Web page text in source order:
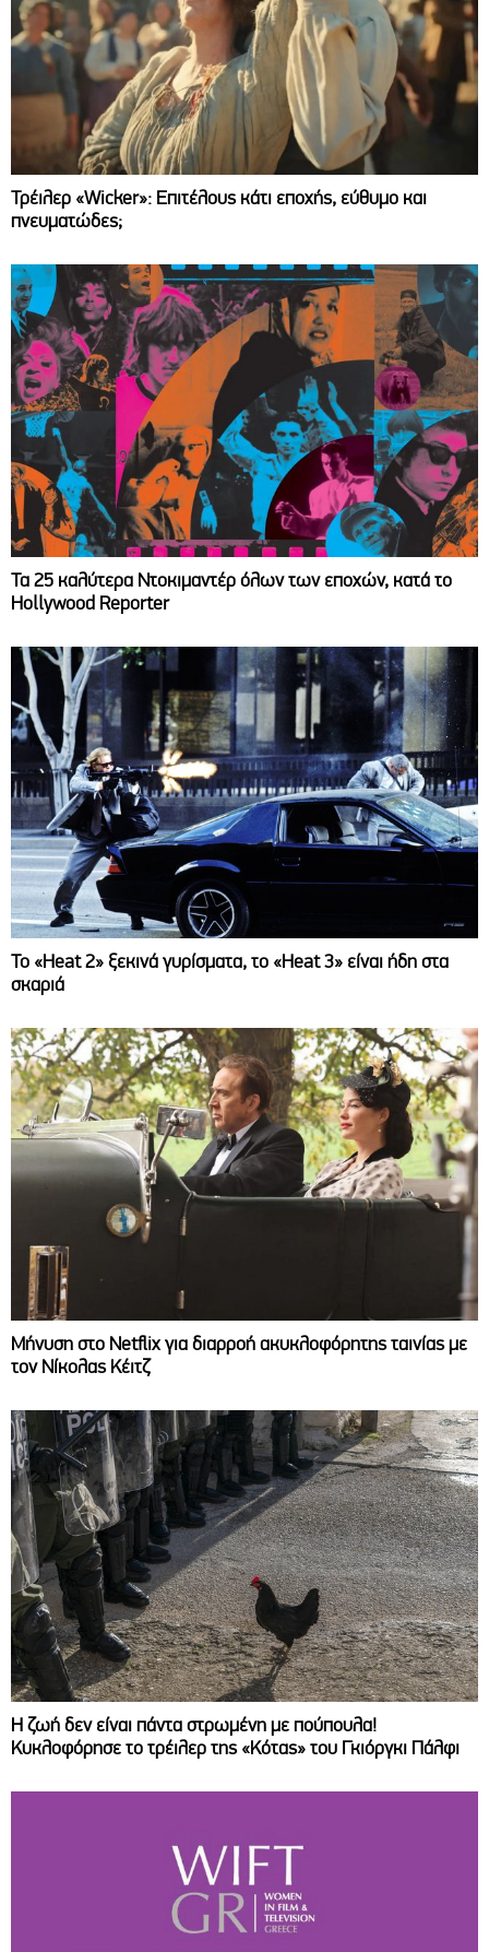
Τρέιλερ «Wicker»: Επιτέλους κάτι εποχής, εύθυμο και
πνευματώδες;
Τα 25 καλύτερα Ντοκιμαντέρ όλων των εποχών, κατά το
Hollywood Reporter
Το «Heat 2» ξεκινά γυρίσματα, το «Heat 3» είναι ήδη στα
σκαριά
Μήνυση στο Netflix για διαρροή ακυκλοφόρητης ταινίας με
τον Νίκολας Κέιτζ
Η ζωή δεν είναι πάντα στρωμένη με πούπουλα!
Κυκλοφόρησε το τρέιλερ της «Κότας» του Γκιόργκι Πάλφι